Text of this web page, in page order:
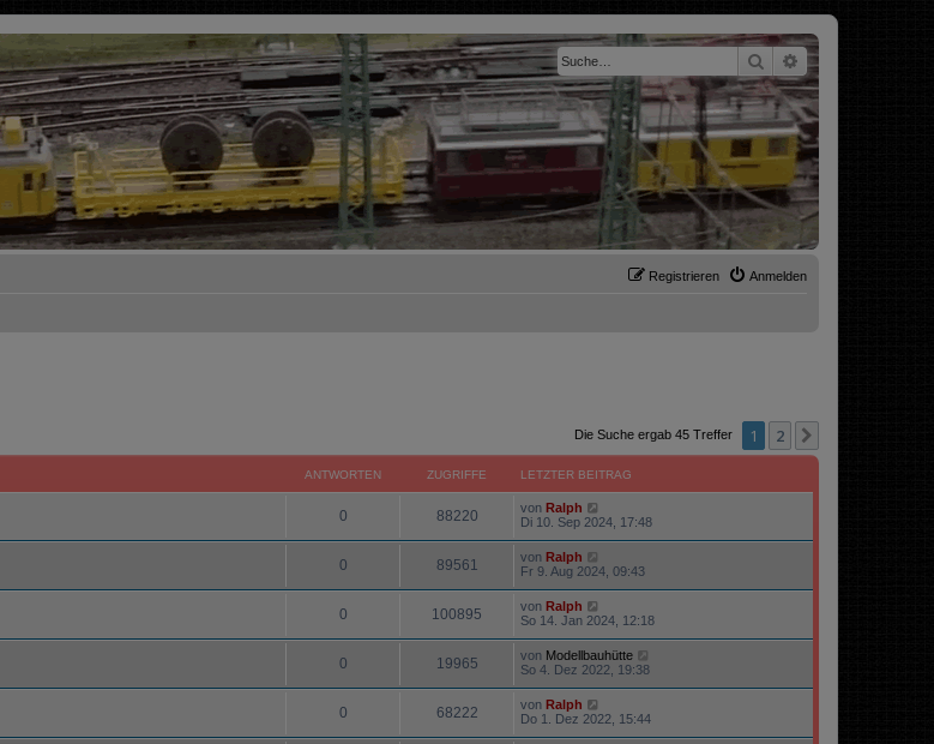
SucheErweiterte Suche
Anmelden
Registrieren
Die Suche ergab 45 Treffer 1 2
ANTWORTEN ZUGRIFFE LETZTER BEITRAG
0 88220 von Ralph
Di 10. Sep 2024, 17:48
0 89561 von Ralph
Fr 9. Aug 2024, 09:43
0 100895 von Ralph
So 14. Jan 2024, 12:18
0 19965 von Modellbauhütte
So 4. Dez 2022, 19:38
0 68222 von Ralph
Do 1. Dez 2022, 15:44